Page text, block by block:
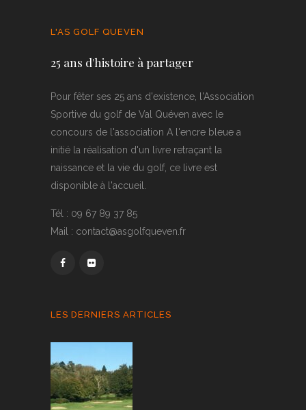
L'AS GOLF QUEVEN
25 ans d'histoire à partager
Pour fêter ses 25 ans d'existence, l'Association
Sportive du golf de Val Quéven avec le
concours de l'association A l'encre bleue a
initié la réalisation d'un livre retraçant la
naissance et la vie du golf, ce livre est
disponible à l'accueil.
Tél : 09 67 89 37 85
Mail : contact@asgolfqueven.fr
LES DERNIERS ARTICLES